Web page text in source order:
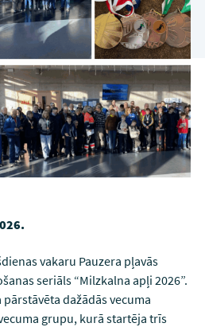
vakaru Pauzera pļavās
seriāls “Milzkalna apļi 2026”.
dažādās vecuma
grupu, kurā startēja trīs